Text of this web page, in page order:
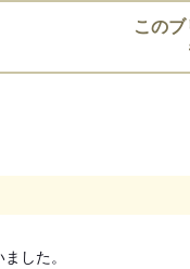
この
した。